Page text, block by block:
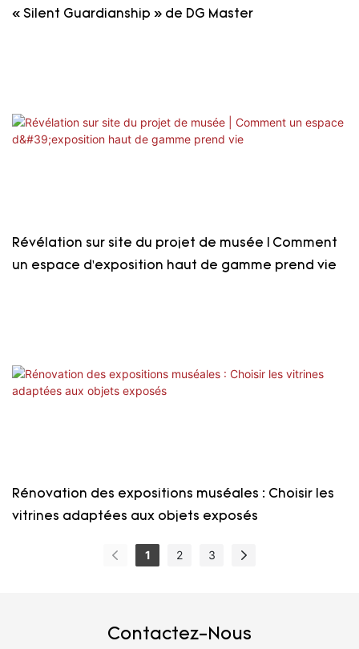
« Silent Guardianship » de DG Master
Révélation sur site du projet de musée | Comment
un espace d'exposition haut de gamme prend vie
Rénovation des expositions muséales : Choisir les
vitrines adaptées aux objets exposés
1 2 3
Contactez-Nous